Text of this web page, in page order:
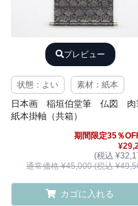
プレビュー
状態：よい 素材：紙本
日本画 稲垣伯堂筆 仏図 肉
紙本掛軸（共箱）
期間限定35％
(税込
通常価格 ¥45,000 (税込
カゴに入れる